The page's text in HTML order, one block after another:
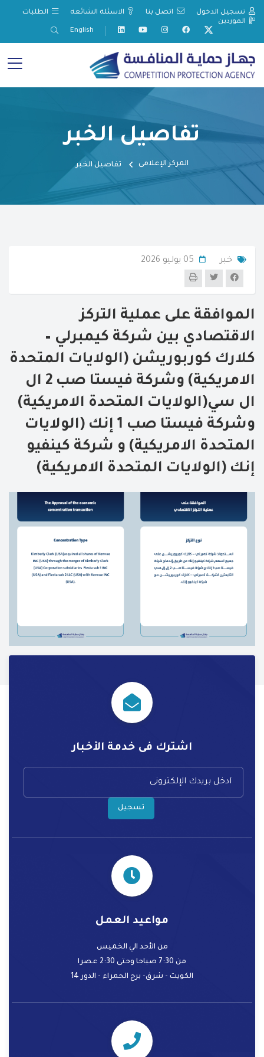
تسجيل الدخول اتصل بنا الاسئلة الشائعه
الطلبات
الموردين
English
تفاصيل الخبر
المركز الإعلامى تفاصيل الخبر
خبر
الموافقة على عملية التركز
الاقتصادي بين شركة كيمبرلي –
كلارك كوربوريشن (الولايات المتحدة
الامريكية) وشركة فيستا صب 2 ال
ال سي(الولايات المتحدة الامريكية)
وشركة فيستا صب 1 إنك (الولايات
المتحدة الامريكية) و شركة كينفيو
إنك (الولايات المتحدة الامريكية)
اشترك فى خدمة الأخبار
تسجيل
مواعيد العمل
من الأحد الي الخميس
من 7:30 صباحا وحتى 2:30 عصرا
الكويت - شرق- برج الحمراء - الدور 14